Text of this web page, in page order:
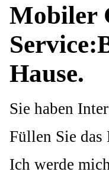
Mobiler
Hause.
Sie haben
Füllen Sie
Ich werde